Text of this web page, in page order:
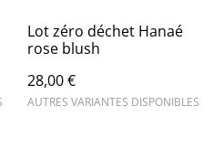
Lot zéro déchet Hanaé
rose blush
28,00 €
AUTRES VARIANTES DISPONIBLES